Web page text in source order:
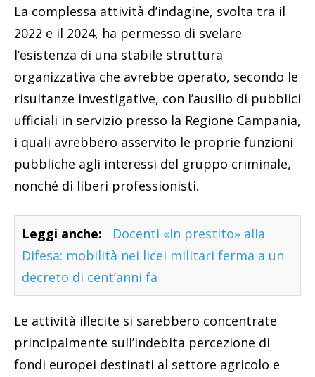
La complessa attività d’indagine, svolta tra il
2022 e il 2024, ha permesso di svelare
l’esistenza di una stabile struttura
organizzativa che avrebbe operato, secondo le
risultanze investigative, con l’ausilio di pubblici
ufficiali in servizio presso la Regione Campania,
i quali avrebbero asservito le proprie funzioni
pubbliche agli interessi del gruppo criminale,
nonché di liberi professionisti.
Leggi anche:
Docenti «in prestito» alla
Difesa: mobilità nei licei militari ferma a un
decreto di cent’anni fa
Le attività illecite si sarebbero concentrate
principalmente sull’indebita percezione di
fondi europei destinati al settore agricolo e